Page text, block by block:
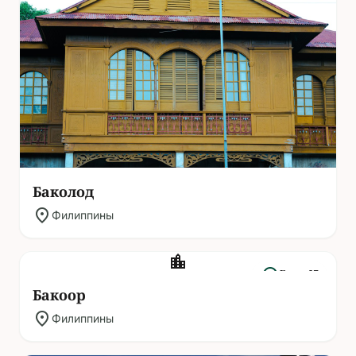
Баколод
location_on Филиппины
location_city
headphones Гиды: 13
Бакоор
location_on Филиппины